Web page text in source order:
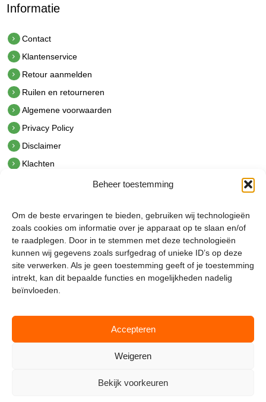
Beheer toestemming
Om de beste ervaringen te bieden, gebruiken wij technologieën
zoals cookies om informatie over je apparaat op te slaan en/of
te raadplegen. Door in te stemmen met deze technologieën
kunnen wij gegevens zoals surfgedrag of unieke ID’s op deze
site verwerken. Als je geen toestemming geeft of je toestemming
intrekt, kan dit bepaalde functies en mogelijkheden nadelig
beïnvloeden.
Accepteren
Weigeren
Bekijk voorkeuren
Informatie
Contact
Klantenservice
Retour aanmelden
Ruilen en retourneren
Algemene voorwaarden
Privacy Policy
Disclaimer
Klachten
hetindustriehuis B.V.
De Hoek 1 1601 MR Enkhuizen
t.0228 53 00 40
e.info@hetindustriehuis.com
KVK 51483904
BTW NL850044522B01